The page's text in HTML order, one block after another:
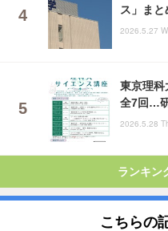
ス」まと
2026.5.27
東京理科
全7回…
2026.5.28
ランキン
こちらの